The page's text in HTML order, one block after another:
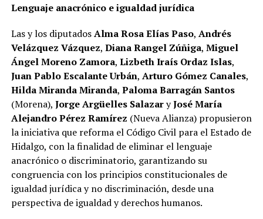
Lenguaje anacrónico e igualdad jurídica
Las y los diputadosAlma Rosa Elías Paso, Andrés
Velázquez Vázquez, Diana Rangel Zúñiga, Miguel
Ángel Moreno Zamora, Lizbeth Iraís Ordaz Islas,
Juan Pablo Escalante Urbán, Arturo Gómez Canales,
Hilda Miranda Miranda, Paloma Barragán Santos
(Morena), Jorge Argüelles SalazaryJosé María
Alejandro Pérez Ramírez (Nueva Alianza) propusieron
la iniciativa que reforma el Código Civil para el Estado de
Hidalgo, con la finalidad de eliminar el lenguaje
anacrónico o discriminatorio, garantizando su
congruencia con los principios constitucionales de
igualdad jurídica y no discriminación, desde una
perspectiva de igualdad y derechos humanos.